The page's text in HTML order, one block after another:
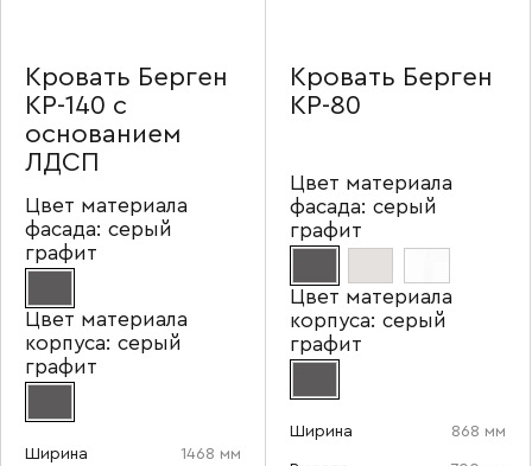
Кровать Берген
КР-140 с
основанием
ЛДСП
Цвет материала
фасада: серый
графит
Цвет материала
корпуса: серый
графит
Ширина 1468 мм
Кровать Берген
КР-80
Цвет материала
фасада: серый
графит
Цвет материала
корпуса: серый
графит
Ширина 868 мм